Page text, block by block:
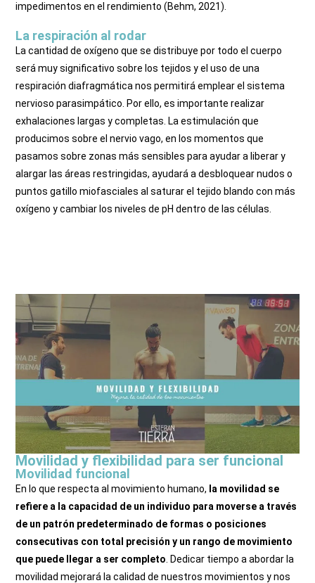
impedimentos en el rendimiento (Behm, 2021).
La respiración al rodar
La cantidad de oxígeno que se distribuye por todo el cuerpo
será muy significativo sobre los tejidos y el uso de una
respiración diafragmática nos permitirá emplear el sistema
nervioso parasimpático. Por ello, es importante realizar
exhalaciones largas y completas. La estimulación que
producimos sobre el nervio vago, en los momentos que
pasamos sobre zonas más sensibles para ayudar a liberar y
alargar las áreas restringidas, ayudará a desbloquear nudos o
puntos gatillo miofasciales al saturar el tejido blando con más
oxígeno y cambiar los niveles de pH dentro de las células.
Movilidad y flexibilidad para ser funcional
Movilidad funcional
En lo que respecta al movimiento humano, la movilidad se
refiere a la capacidad de un individuo para moverse a través
de un patrón predeterminado de formas o posiciones
consecutivas con total precisión y un rango de movimiento
que puede llegar a ser completo . Dedicar tiempo a abordar la
movilidad mejorará la calidad de nuestros movimientos y nos